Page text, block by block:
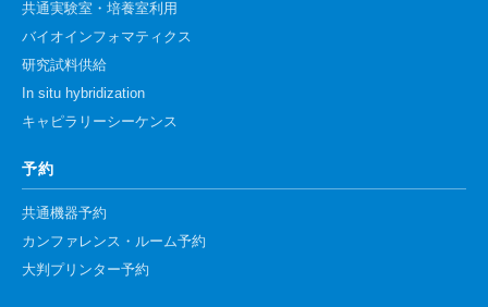
共通実験室・培養室利用
バイオインフォマティクス
研究試料供給
In situ hybridization
キャピラリーシーケンス
予約
共通機器予約
カンファレンス・ルーム予約
大判プリンター予約